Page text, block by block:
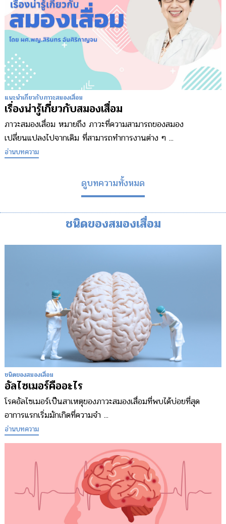
แนะนำเกี่ยวกับภาวะสมองเสื่อม
เรื่องน่ารู้เกี่ยวกับสมองเสื่อม
ภาวะสมองเสื่อม หมายถึง ภาวะที่ความสามารถของสมอง
เปลี่ยนแปลงไปจากเดิม ที่สามารถทำการงานต่าง ๆ ...
อ่านบทความ
ดูบทความทั้งหมด
ชนิดของสมองเสื่อม
ชนิดของสมองเสื่อม
อัลไซเมอร์คืออะไร
โรคอัลไซเมอร์เป็นสาเหตุของภาวะสมองเสื่อมที่พบได้บ่อยที่สุด
อาการแรกเริ่มมักเกิดที่ความจำ ...
อ่านบทความ